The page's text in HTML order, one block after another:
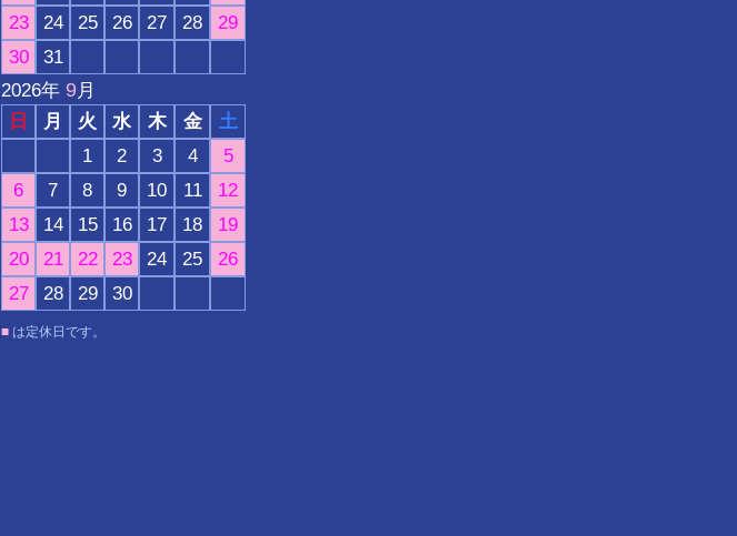
23
24 25 26 27 28
29
30
31
2026年 9月
日
月 火 水 木 金
土
1
2 3 4
5
6
7 8 9 10 11
12
13
14 15 16 17 18
19
20
21 22 23 24 25
26
27
28 29 30
■ は定休日です。